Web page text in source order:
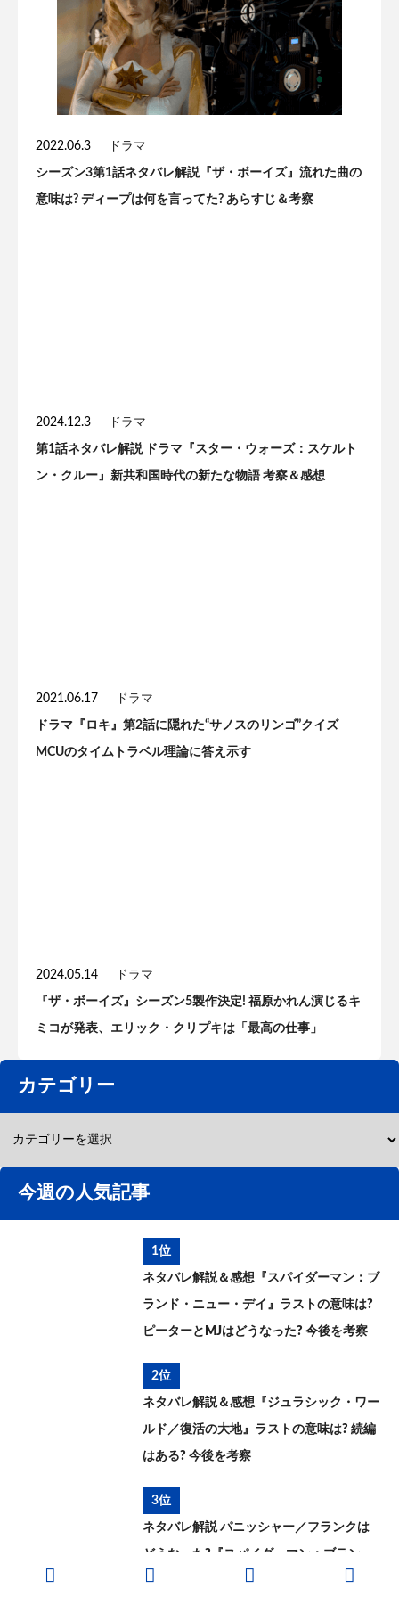
2022.06.3 ドラマ
シーズン3第1話ネタバレ解説『ザ・ボーイズ』流れた曲の
意味は? ディープは何を言ってた? あらすじ＆考察
2024.12.3 ドラマ
第1話ネタバレ解説 ドラマ『スター・ウォーズ：スケルト
ン・クルー』新共和国時代の新たな物語 考察＆感想
2021.06.17 ドラマ
ドラマ『ロキ』第2話に隠れた“サノスのリンゴ”クイズ
MCUのタイムトラベル理論に答え示す
2024.05.14 ドラマ
『ザ・ボーイズ』シーズン5製作決定! 福原かれん演じるキ
ミコが発表、エリック・クリプキは「最高の仕事」
カテゴリー
今週の人気記事
1位
ネタバレ解説＆感想『スパイダーマン：ブ
ランド・ニュー・デイ』ラストの意味は?
ピーターとMJはどうなった? 今後を考察
2位
ネタバレ解説＆感想『ジュラシック・ワー
ルド／復活の大地』ラストの意味は? 続編
はある? 今後を考察
3位
ネタバレ解説 パニッシャー／フランクは
どうなった?『スパイダーマン：ブラン
ド・ニュー・デイ』とこれまでを考察